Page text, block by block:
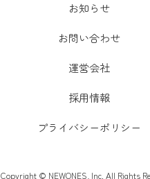
お知らせ
お問い合わせ
運営会社
採用情報
プライバシーポリシー
Copyright © NEWONES, Inc. All Rights